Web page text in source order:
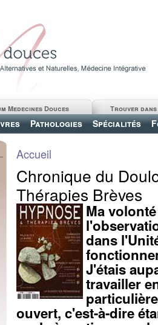
Pathologies Spécialités
Trouver
Medecines Douces
Accueil
Chronique du
Thérapies Brèves
Ma
dans
J'étais
travailler
ouvert, c'est-à-dire